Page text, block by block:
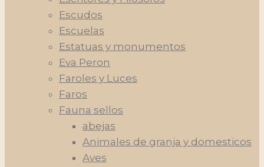
Escudos
Escuelas
Estatuas y monumentos
Eva Peron
Faroles y Luces
Faros
Fauna sellos
abejas
Animales de granja y domesticos
Aves